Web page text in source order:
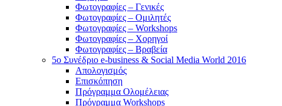
Φωτογραφίες – Γενικές
Φωτογραφίες – Ομιλητές
Φωτογραφίες – Workshops
Φωτογραφίες – Χορηγοί
Φωτογραφίες – Βραβεία
5o Συνέδριο e-business & Social Media World 2016
Απολογισμός
Επισκόπηση
Πρόγραμμα Ολομέλειας
Πρόγραμμα Workshops